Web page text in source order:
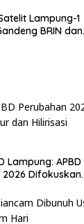
Lampung-1
BRIN dan
Lampung: APBD
2026 Difokuskan